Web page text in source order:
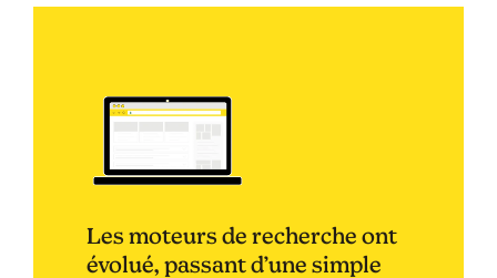
Les moteurs de recherche ont
évolué, passant d’une simple